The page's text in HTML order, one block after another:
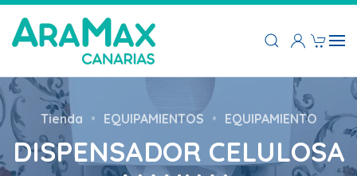
Tienda EQUIPAMIENTOS EQUIPAMIENTO
DISPENSADOR CELULOSA